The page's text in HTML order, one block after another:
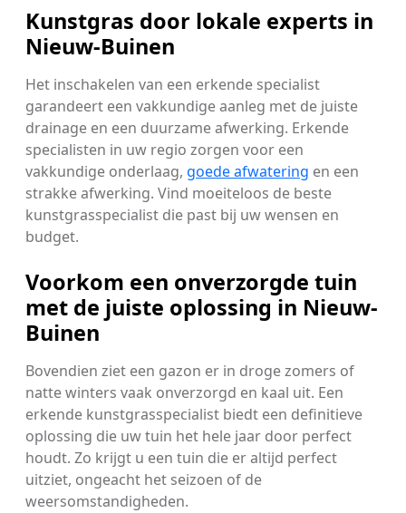
Kunstgras door lokale experts in
Nieuw-Buinen
Het inschakelen van een erkende specialist
garandeert een vakkundige aanleg met de juiste
drainage en een duurzame afwerking. Erkende
specialisten in uw regio zorgen voor een
vakkundige onderlaag, goede afwatering en een
strakke afwerking. Vind moeiteloos de beste
kunstgrasspecialist die past bij uw wensen en
budget.
Voorkom een onverzorgde tuin
met de juiste oplossing in Nieuw-
Buinen
Bovendien ziet een gazon er in droge zomers of
natte winters vaak onverzorgd en kaal uit. Een
erkende kunstgrasspecialist biedt een definitieve
oplossing die uw tuin het hele jaar door perfect
houdt. Zo krijgt u een tuin die er altijd perfect
uitziet, ongeacht het seizoen of de
weersomstandigheden.